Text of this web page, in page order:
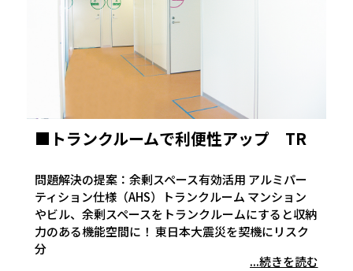
■トランクルームで利便性アップ TR
問題解決の提案：余剰スペース有効活用 アルミパー
ティション仕様（AHS）トランクルーム マンション
やビル、余剰スペースをトランクルームにすると収納
力のある機能空間に！ 東日本大震災を契機にリスク
分
...続きを読む